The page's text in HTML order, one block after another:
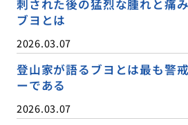
刺された後の猛烈な腫れと痛
ブヨとは
2026.03.07
登山家が語るブヨとは最も警
ーである
2026.03.07